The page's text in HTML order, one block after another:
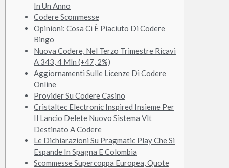
In Un Anno
Codere Scommesse
Opinioni: Cosa Ci È Piaciuto Di Codere
Bingo
Nuova Codere, Nel Terzo Trimestre Ricavi
A 343, 4 Mln (+47, 2%)
Aggiornamenti Sulle Licenze Di Codere
Online
Provider Su Codere Casino
Cristaltec Electronic Inspired Insieme Per
Il Lancio Delete Nuovo Sistema Vlt
Destinato A Codere
Le Dichiarazioni Su Pragmatic Play Che Si
Espande In Spagna E Colombia
Scommesse Supercoppa Europea, Quote